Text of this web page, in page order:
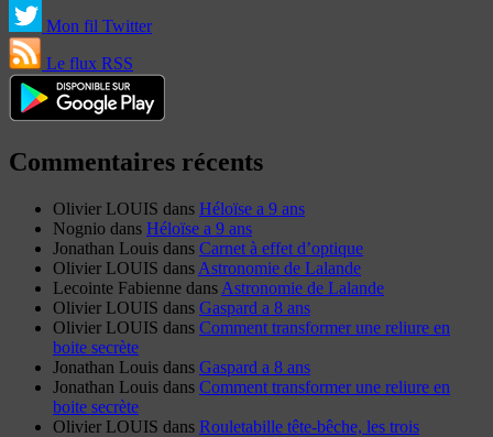
Mon fil Twitter
Le flux RSS
Commentaires récents
Olivier LOUIS dans Héloïse a 9 ans
Nognio dans Héloïse a 9 ans
Jonathan Louis dans Carnet à effet d’optique
Olivier LOUIS dans Astronomie de Lalande
Lecointe Fabienne dans Astronomie de Lalande
Olivier LOUIS dans Gaspard a 8 ans
Olivier LOUIS dans Comment transformer une reliure en
boite secrète
Jonathan Louis dans Gaspard a 8 ans
Jonathan Louis dans Comment transformer une reliure en
boite secrète
Olivier LOUIS dans Rouletabille tête-bêche, les trois